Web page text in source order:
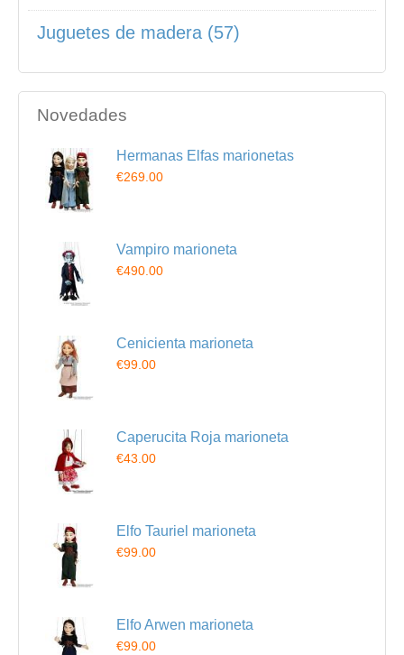
Juguetes de madera (57)
Novedades
Hermanas Elfas marionetas
€269.00
Vampiro marioneta
€490.00
Cenicienta marioneta
€99.00
Caperucita Roja marioneta
€43.00
Elfo Tauriel marioneta
€99.00
Elfo Arwen marioneta
€99.00